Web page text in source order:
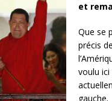
et
Que se
précis
voulu ici
gauche.